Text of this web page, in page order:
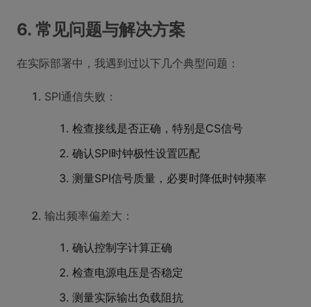
6. 常见问题与解决方案
在实际部署中，我遇到过以下几个典型问题：
SPI通信失败：
检查接线是否正确，特别是CS信号
确认SPI时钟极性设置匹配
测量SPI信号质量，必要时降低时钟频率
输出频率偏差大：
确认控制字计算正确
检查电源电压是否稳定
测量实际输出负载阻抗